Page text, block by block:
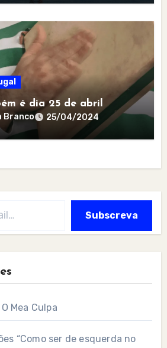
é dia 25 de abril
Branco 25/04/2024
Subscreva
Mea Culpa
“Como ser de esquerda no